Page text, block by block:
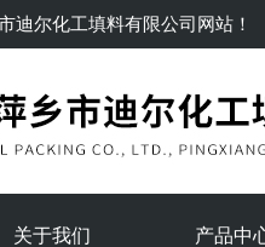
迪尔化工填料有限公司网站！
关于我们 产品中